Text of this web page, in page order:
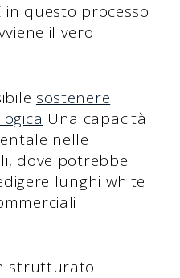
in questo processo
il vero
sostenere
Una capacità
nelle
dove potrebbe
lunghi white
strutturato